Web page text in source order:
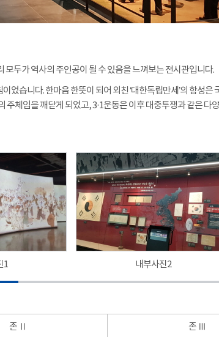
모두가 역사의 주인공이 될 수 있음을 느껴보는 전시관입니다.
었습니다. 한마음 한뜻이 되어 외친 ‘대한독립만세’의 함성은
체임을 깨닫게 되었고, 3·1운동은 이후 대중투쟁과 같은 다
1 내부사진2
존 Ⅱ 존 Ⅲ